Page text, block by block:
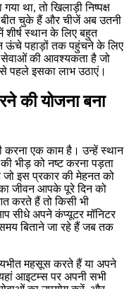
था, तो खिलाड़ी निष्पक्ष
चुके हैं और चीजें अब उतनी
शीर्ष स्थान के लिए बहुत
ऊंचे पहाड़ों तक पहुंचने के लिए
की आवश्यकता है जो
पहले इसका लाभ उठाएं।
की योजना बना
एक काम है। उन्हें स्थान
भीड़ को नष्ट करना पड़ता
इस प्रकार की मेहनत को
जीवन आपके पूरे दिन को
करते हैं तो किसी भी
सीधे अपने कंप्यूटर मॉनिटर
बिताने जा रहे हैं जब तक
महसूस करते हैं या अपने
आइटम्स पर अपनी सभी